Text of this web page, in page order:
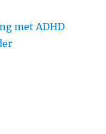
met ADHD